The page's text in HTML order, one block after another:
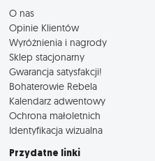
O nas
Opinie Klientów
Wyróżnienia i nagrody
Sklep stacjonarny
Gwarancja satysfakcji!
Bohaterowie Rebela
Kalendarz adwentowy
Ochrona małoletnich
Identyfikacja wizualna
Przydatne linki